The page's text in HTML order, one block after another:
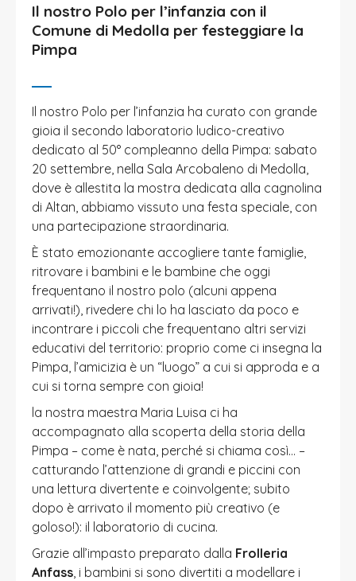
Il nostro Polo per l’infanzia con il
Comune di Medolla per festeggiare la
Pimpa
Il nostro Polo per l’infanzia ha curato con grande
gioia il secondo laboratorio ludico-creativo
dedicato al 50° compleanno della Pimpa: sabato
20 settembre, nella Sala Arcobaleno di Medolla,
dove è allestita la mostra dedicata alla cagnolina
di Altan, abbiamo vissuto una festa speciale, con
una partecipazione straordinaria.
È stato emozionante accogliere tante famiglie,
ritrovare i bambini e le bambine che oggi
frequentano il nostro polo (alcuni appena
arrivati!), rivedere chi lo ha lasciato da poco e
incontrare i piccoli che frequentano altri servizi
educativi del territorio: proprio come ci insegna la
Pimpa, l’amicizia è un “luogo” a cui si approda e a
cui si torna sempre con gioia!
la nostra maestra Maria Luisa ci ha
accompagnato alla scoperta della storia della
Pimpa – come è nata, perché si chiama così… –
catturando l’attenzione di grandi e piccini con
una lettura divertente e coinvolgente; subito
dopo è arrivato il momento più creativo (e
goloso!): il laboratorio di cucina.
Grazie all’impasto preparato dalla Frolleria
Anfass , i bambini si sono divertiti a modellare i